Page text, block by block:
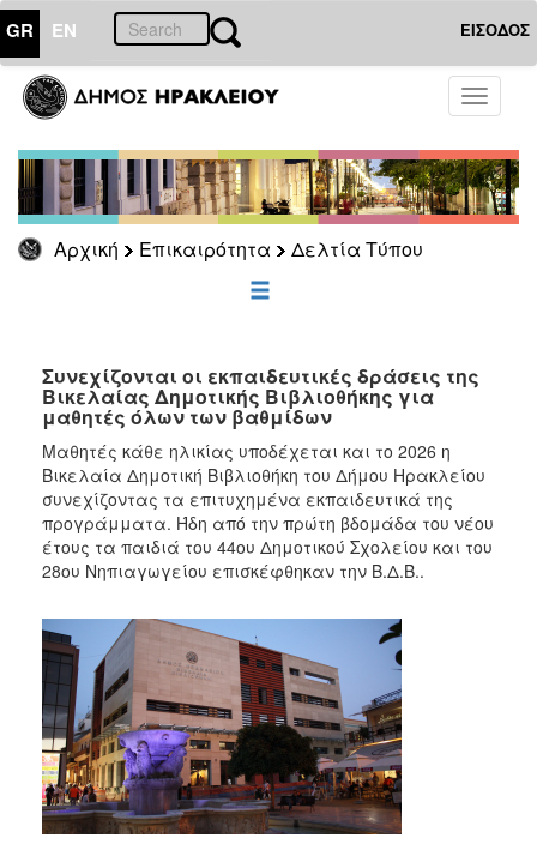
GR EN ΕΙΣΟΔΟΣ
Toggle
Αρχική Επικαιρότητα Δελτία Τύπου
ΕΠΙΚΑΙΡΟΤΗΤΑ
Τύπου
Αρχείο
ΕΠΙΣΚΕΠΤΗΣ
ΗΡΑΚΛΕΙΟ
Συνεχίζονται οι εκπαιδευτικές δράσεις της
Βικελαίας Δημοτικής Βιβλιοθήκης για
μαθητές όλων των βαθμίδων
Μαθητές κάθε ηλικίας υποδέχεται και το 2026 η
Βικελαία Δημοτική Βιβλιοθήκη του Δήμου Ηρακλείου
συνεχίζοντας τα επιτυχημένα εκπαιδευτικά της
προγράμματα. Ήδη από την πρώτη βδομάδα του νέου
έτους τα παιδιά του 44ου Δημοτικού Σχολείου και του
28ου Νηπιαγωγείου επισκέφθηκαν την Β.Δ.Β..